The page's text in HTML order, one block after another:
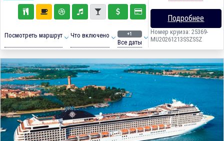
Посмотреть маршрут Что включено +1
Все даты
Подробнее
Номер круиза: 25369-
MU20261213SSZSSZ